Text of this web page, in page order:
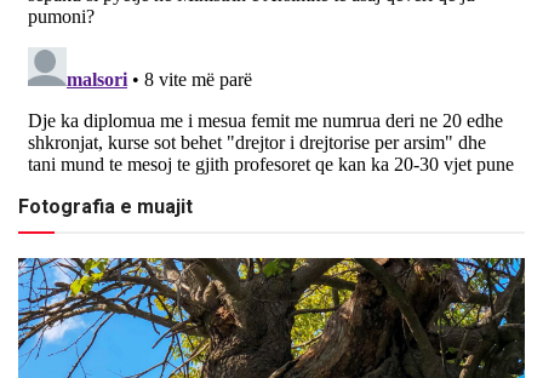
Fotografia e muajit